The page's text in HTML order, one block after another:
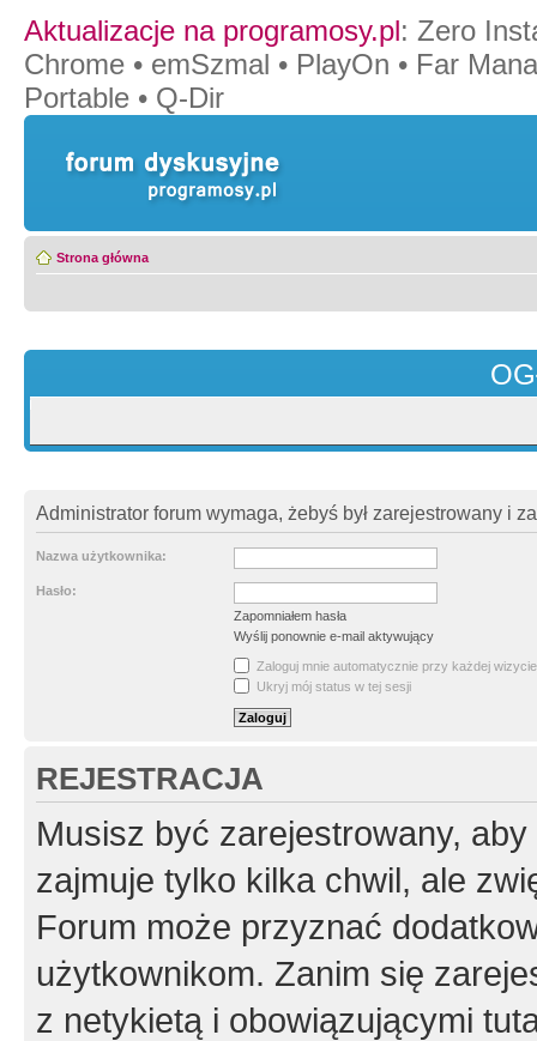
Aktualizacje na programosy.pl: Zero
Chrome • emSzmal • PlayOn • Far
Portable • Q-Dir
Strona główna
Administrator forum wymaga, żebyś był zarejestrowany i
Nazwa użytkownika:
Hasło:
Zapomniałem hasła
Wyślij ponownie e-mail aktywujący
Zaloguj mnie automatycznie przy każdej wizycie
Ukryj mój status w tej sesji
REJESTRACJA
Musisz być zarejestrowany,
zajmuje tylko kilka chwil, ale
Forum może przyznać
użytkownikom. Zanim się
z netykietą i obowiązującymi